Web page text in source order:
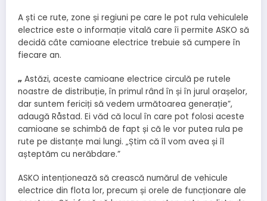
A ști ce rute, zone și regiuni pe care le pot rula vehiculele
electrice este o informație vitală care îi permite ASKO să
decidă câte camioane electrice trebuie să cumpere în
fiecare an.
„ Astăzi, aceste camioane electrice circulă pe rutele
noastre de distribuție, în primul rând în și în jurul orașelor,
dar suntem fericiți să vedem următoarea generație”,
adaugă Råstad. Ei văd că locul în care pot folosi aceste
camioane se schimbă de fapt și că le vor putea rula pe
rute pe distanțe mai lungi. „Știm că îl vom avea și îl
așteptăm cu nerăbdare.”
ASKO intenționează să crească numărul de vehicule
electrice din flota lor, precum și orele de funcționare ale